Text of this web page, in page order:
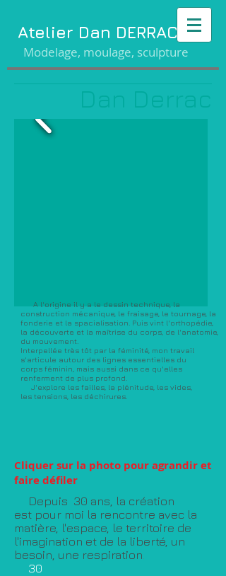
Atelier Dan DERRAC
Modelage, moulage, sculpture
A l'origine il y a le dessin technique, la
construction mécanique, le fraisage, le tournage, la
fonderie et la spacialisation. Puis vint l'orthopédie,
la découverte et la maîtrise du corps, de l'anatomie,
du mouvement.
Interpellée très tôt par la féminité, mon travail
s'articule autour des lignes essentielles du
corps féminin, mais aussi dans ce qu'elles
renferment de plus profond.
J'explore les failles, la plénitude, les vides,
les tensions, les déchirures.
Cliquer sur la photo pour agrandir et
faire défiler
Depuis 30 ans, la création
est pour moi la rencontre avec la
matière, l'espace, le territoire de
l'imagination et de la liberté, un
besoin, une respiration
30